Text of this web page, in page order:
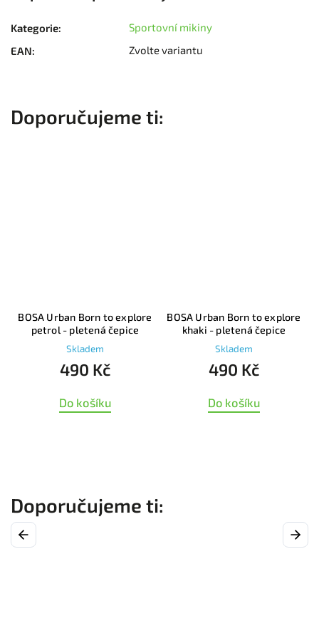
Kategorie:
Sportovní mikiny
EAN: Zvolte variantu
BOSA Urban Born to explore
petrol - pletená čepice
Skladem
490 Kč
Do košíku
BOSA Urban Born to explore
khaki - pletená čepice
Skladem
490 Kč
Do košíku
Previous Next